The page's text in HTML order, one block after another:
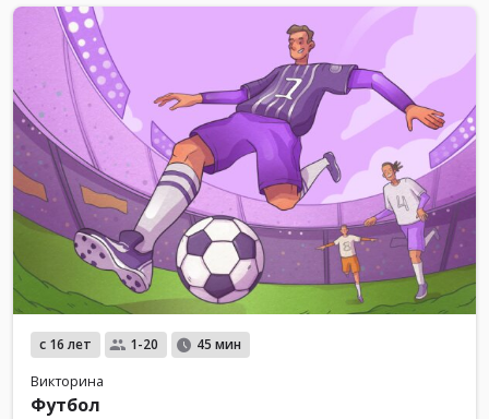
с 16 лет 1-20 45 мин
Викторина
Футбол